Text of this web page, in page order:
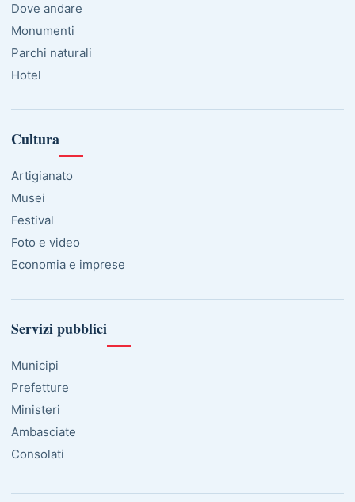
Dove andare
Monumenti
Parchi naturali
Hotel
Cultura
Artigianato
Musei
Festival
Foto e video
Economia e imprese
Servizi pubblici
Municipi
Prefetture
Ministeri
Ambasciate
Consolati